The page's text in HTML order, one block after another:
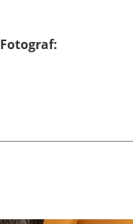
Fotograf: